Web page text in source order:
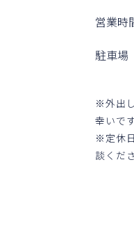
営業時
駐⾞場
※外出
幸いです
※定休
談くだ